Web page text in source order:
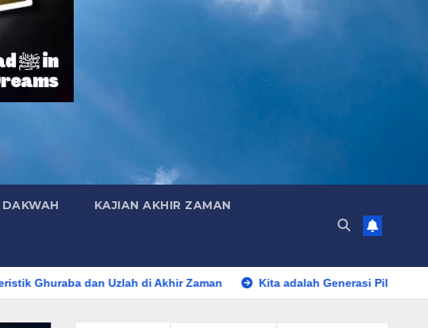
KAJIAN AKHIR ZAMAN
di Akhir Zaman Kita adalah Generasi Pilihan yang Dilahirkan di